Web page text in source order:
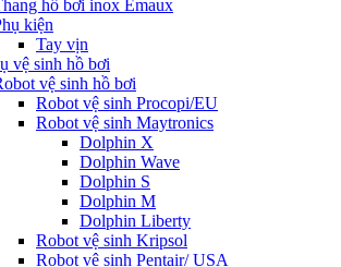
hồ bơi inox Emaux
kiện
Tay vịn
vệ sinh hồ bơi
vệ sinh hồ bơi
Robot vệ sinh Procopi/EU
Robot vệ sinh Maytronics
Dolphin X
Dolphin Wave
Dolphin S
Dolphin M
Dolphin Liberty
Robot vệ sinh Kripsol
Robot vệ sinh Pentair/ USA